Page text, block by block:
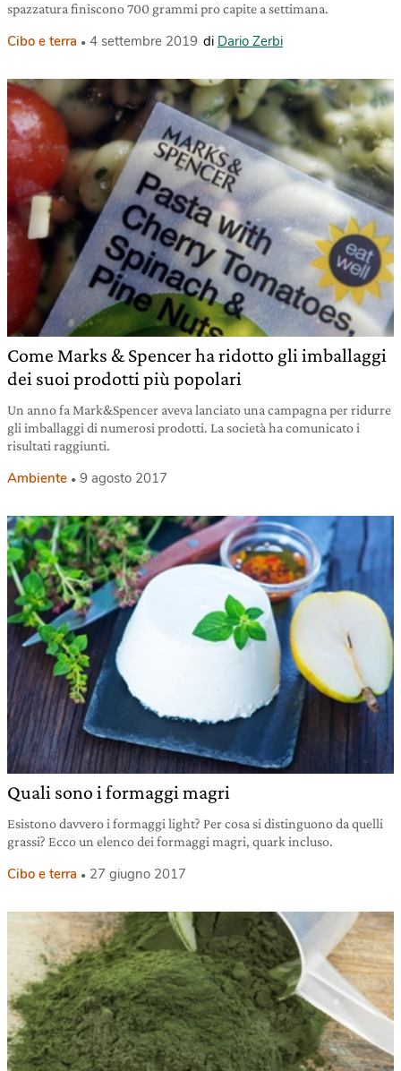
spazzatura finiscono 700 grammi pro capite a settimana.
Cibo e terra 4 settembre 2019 di Dario Zerbi
Come Marks & Spencer ha ridotto gli imballaggi
dei suoi prodotti più popolari
Un anno fa Mark&Spencer aveva lanciato una campagna per ridurre
gli imballaggi di numerosi prodotti. La società ha comunicato i
risultati raggiunti.
Ambiente 9 agosto 2017
Quali sono i formaggi magri
Esistono davvero i formaggi light? Per cosa si distinguono da quelli
grassi? Ecco un elenco dei formaggi magri, quark incluso.
Cibo e terra 27 giugno 2017